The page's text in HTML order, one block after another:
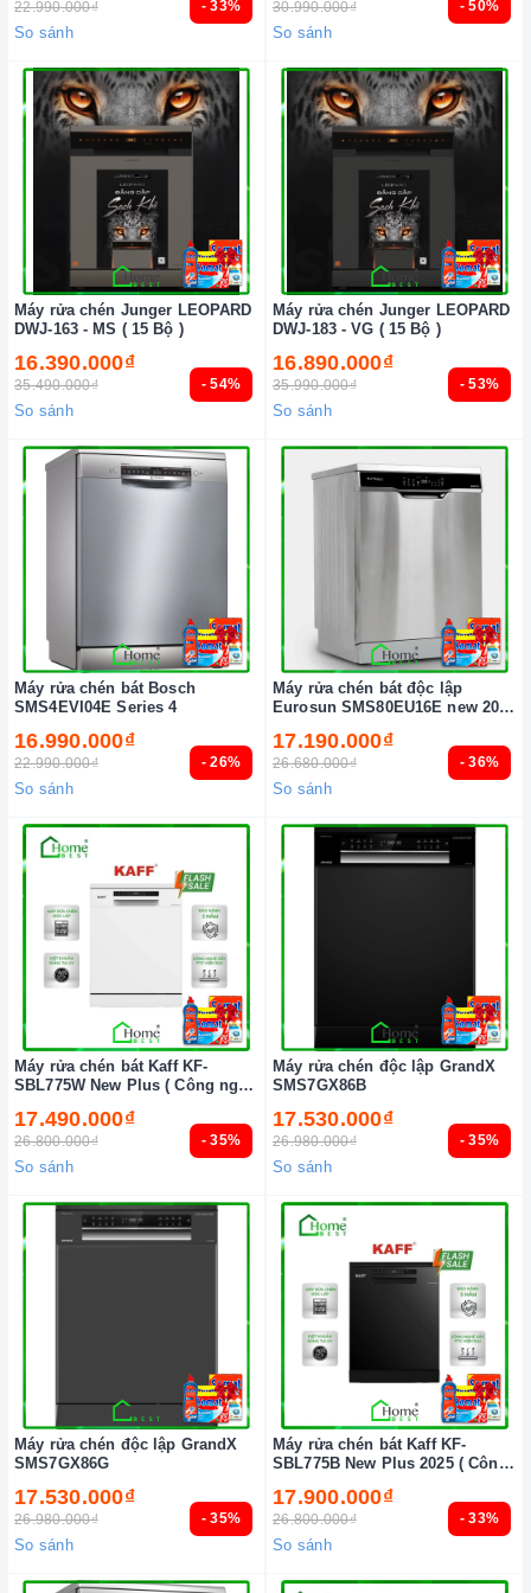
- 33%
22.990.000₫
So sánh
- 50%
30.990.000₫
So sánh
- 54%
Máy rửa chén Junger LEOPARD
DWJ-163 - MS ( 15 Bộ )
16.390.000₫
35.490.000₫
So sánh
- 53%
Máy rửa chén Junger LEOPARD
DWJ-183 - VG ( 15 Bộ )
16.890.000₫
35.990.000₫
So sánh
- 26%
Máy rửa chén bát Bosch
SMS4EVI04E Series 4
16.990.000₫
22.990.000₫
So sánh
- 36%
Máy rửa chén bát độc lập
Eurosun SMS80EU16E new 2024
17.190.000₫
26.680.000₫
So sánh
- 35%
Máy rửa chén bát Kaff KF-
SBL775W New Plus ( Công nghệ
17.490.000₫
26.800.000₫
So sánh
- 35%
Máy rửa chén độc lập GrandX
SMS7GX86B
17.530.000₫
26.980.000₫
So sánh
- 35%
Máy rửa chén độc lập GrandX
SMS7GX86G
17.530.000₫
26.980.000₫
So sánh
- 33%
Máy rửa chén bát Kaff KF-
SBL775B New Plus 2025 ( Công
17.900.000₫
26.800.000₫
So sánh